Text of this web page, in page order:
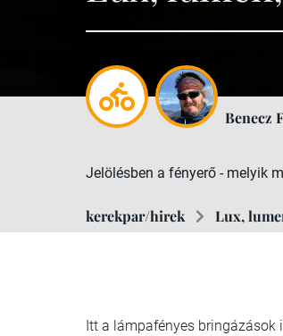
Benecz
Jelölésben a fényerő - melyik
kerekpar/hirek Lux,
Itt a lámpafényes bringázások